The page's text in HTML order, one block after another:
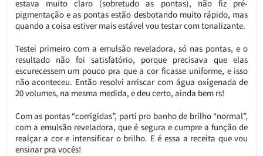
estava muito claro (sobretudo as pontas), não fiz pré-
pigmentação e as pontas estão desbotando muito rápido, mas
quando a coisa estiver mais estável vou testar com tonalizante.
Testei primeiro com a emulsão reveladora, só nas pontas, e o
resultado não foi satisfatório, porque precisava que elas
escurecessem um pouco pra que a cor ficasse uniforme, e isso
não aconteceu. Então resolvi arriscar com água oxigenada de
20 volumes, na mesma medida, e deu certo, ainda bem rs!
Com as pontas “corrigidas”, parti pro banho de brilho “normal”,
com a emulsão reveladora, que é segura e cumpre a função de
realçar a cor e intensificar o brilho. E é essa a receita que vou
ensinar pra vocês!